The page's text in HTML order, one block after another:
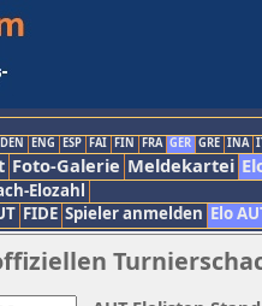
DEN ENG ESP FAI FIN FRA GER GRE INA
Foto-Galerie Meldekartei
Elozahl
FIDE Spieler anmelden Elo